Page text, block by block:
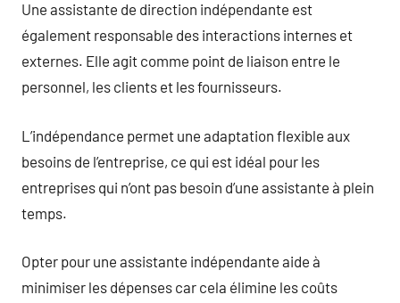
Une assistante de direction indépendante est
également responsable des interactions internes et
externes. Elle agit comme point de liaison entre le
personnel, les clients et les fournisseurs.
L’indépendance permet une adaptation flexible aux
besoins de l’entreprise, ce qui est idéal pour les
entreprises qui n’ont pas besoin d’une assistante à plein
temps.
Opter pour une assistante indépendante aide à
minimiser les dépenses car cela élimine les coûts